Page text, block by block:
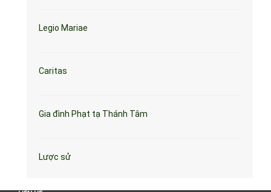
Legio Mariae
Caritas
Gia đình Phạt tạ Thánh Tâm
Lược sử